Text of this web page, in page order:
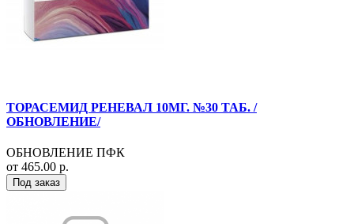
ТОРАСЕМИД РЕНЕВАЛ 10МГ. №30 ТАБ. /
ОБНОВЛЕНИЕ/
ОБНОВЛЕНИЕ ПФК
от 465.00 р.
Под заказ